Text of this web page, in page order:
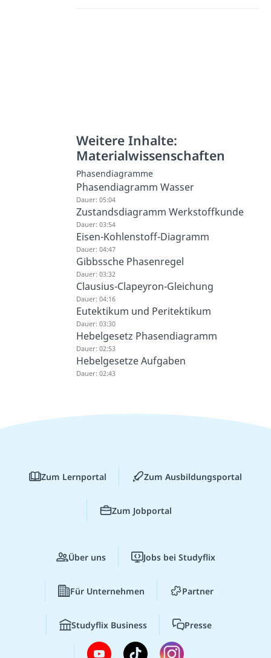
Weitere Inhalte:
Materialwissenschaften
Phasendiagramme
Phasendiagramm Wasser
Dauer: 05:04
Zustandsdiagramm Werkstoffkunde
Dauer: 03:54
Eisen-Kohlenstoff-Diagramm
Dauer: 04:47
Gibbssche Phasenregel
Dauer: 03:32
Clausius-Clapeyron-Gleichung
Dauer: 04:16
Eutektikum und Peritektikum
Dauer: 03:30
Hebelgesetz Phasendiagramm
Dauer: 02:53
Hebelgesetze Aufgaben
Dauer: 02:43
Zum Lernportal Zum Ausbildungsportal
Zum Jobportal
Über uns Jobs bei Studyflix
Für Unternehmen Partner
Studyflix Business Presse